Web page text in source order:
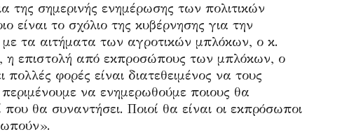
της σημερινής ενημέρωσης των πολιτικών
το σχόλιο της κυβέρνησης για την
τα αιτήματα των αγροτικών μπλόκων, ο κ.
επιστολή από εκπροσώπους των μπλόκων, ο
φορές είναι διατεθειμένος να τους
να ενημερωθούμε ποιους θα
θα συναντήσει. Ποιοί θα είναι οι εκπρόσωποι